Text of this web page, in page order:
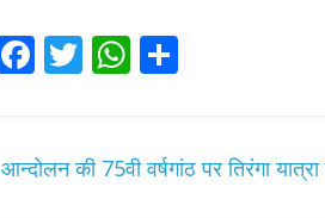
F
b
T
er
W
s e
आन्दोलन की 75वी वर्षगांठ पर तिरंगा